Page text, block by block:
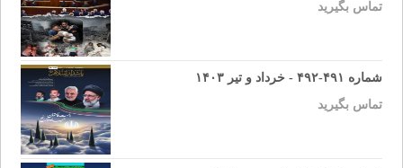
تماس بگیرید
شماره ۴۹۱-۴۹۲ - خرداد و تیر ۱۴۰۳
تماس بگیرید